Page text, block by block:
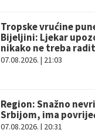
Tropske vrućine
Bijeljini: Ljekar
nikako ne treba
07.08.2026. | 21:03
Region: Snažno
Srbijom, ima
07.08.2026. | 20:31